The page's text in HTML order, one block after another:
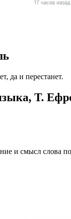
женщин и
страны),
да и перестанет.
Т.
и смысл слова